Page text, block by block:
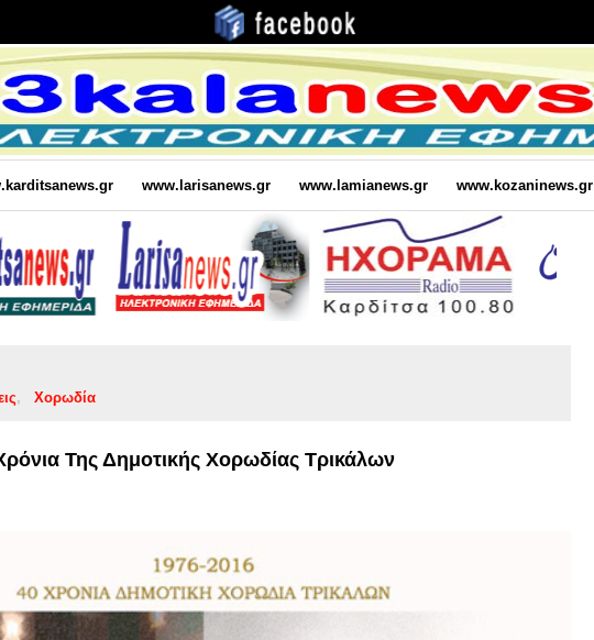
www.larisanews.gr www.lamianews.gr www.kozaninews.gr
Χορωδία
Της Δημοτικής Χορωδίας Τρικάλων